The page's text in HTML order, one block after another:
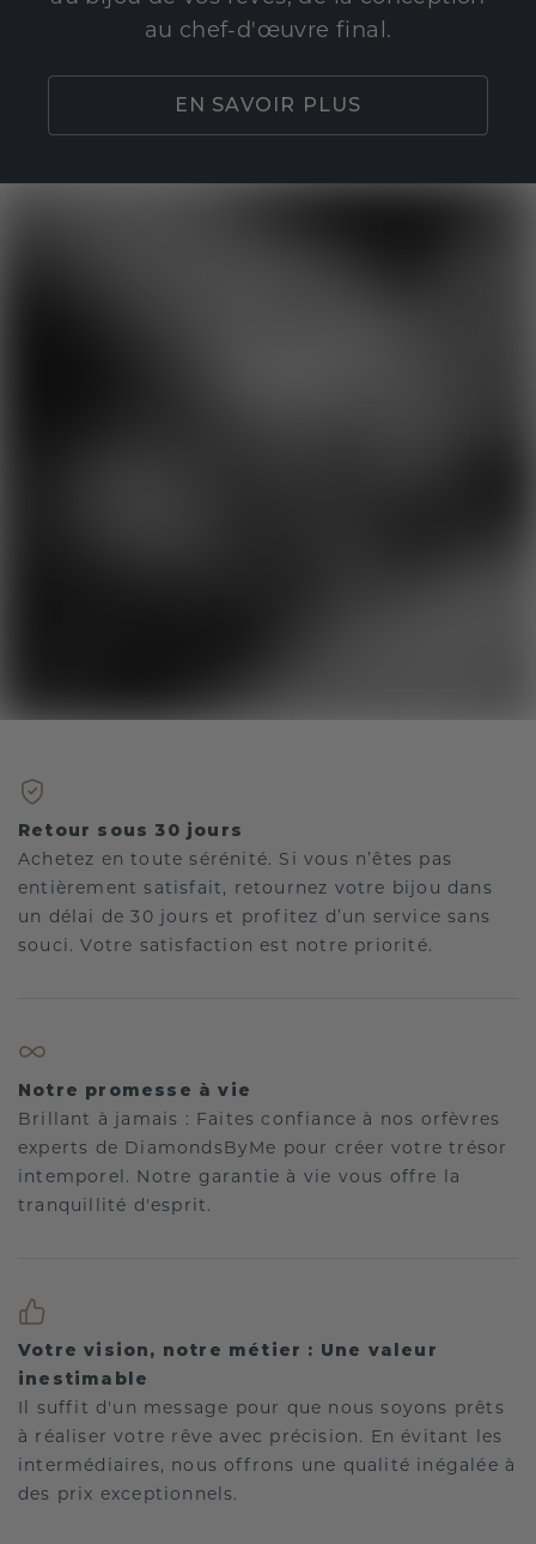
au chef-d'œuvre final.
EN SAVOIR PLUS
Retour sous 30 jours
Achetez en toute sérénité. Si vous n’êtes pas
entièrement satisfait, retournez votre bijou dans
un délai de 30 jours et profitez d’un service sans
souci. Votre satisfaction est notre priorité.
Notre promesse à vie
Brillant à jamais : Faites confiance à nos orfèvres
experts de DiamondsByMe pour créer votre trésor
intemporel. Notre garantie à vie vous offre la
tranquillité d'esprit.
Votre vision, notre métier : Une valeur
inestimable
Il suffit d'un message pour que nous soyons prêts
à réaliser votre rêve avec précision. En évitant les
intermédiaires, nous offrons une qualité inégalée à
des prix exceptionnels.